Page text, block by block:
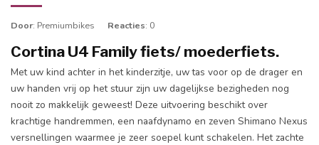
Door: Premiumbikes Reacties: 0
Cortina U4 Family fiets/ moederfiets.
Met uw kind achter in het kinderzitje, uw tas voor op de drager en
uw handen vrij op het stuur zijn uw dagelijkse bezigheden nog
nooit zo makkelijk geweest! Deze uitvoering beschikt over
krachtige handremmen, een naafdynamo en zeven Shimano Nexus
versnellingen waarmee je zeer soepel kunt schakelen. Het zachte